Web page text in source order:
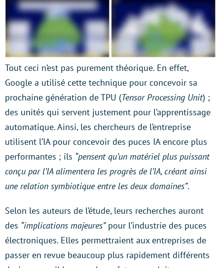
Tout ceci n’est pas purement théorique. En effet,
Google a utilisé cette technique pour concevoir sa
prochaine génération de TPU (Tensor Processing Unit) ;
des unités qui servent justement pour l’apprentissage
automatique. Ainsi, les chercheurs de l’entreprise
utilisent l’IA pour concevoir des puces IA encore plus
performantes ; ils “pensent qu’un matériel plus puissant
conçu par l’IA alimentera les progrès de l’IA, créant ainsi
une relation symbiotique entre les deux domaines”.
Selon les auteurs de l’étude, leurs recherches auront
des “implications majeures”pour l’industrie des puces
électroniques. Elles permettraient aux entreprises de
passer en revue beaucoup plus rapidement différents